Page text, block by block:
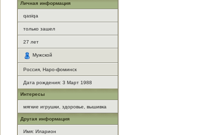
Личная информация
qasiqa
только зашел
27 лет
Мужской
Россия, Наро-фоминск
Дата рождения: 3 Март 1988
Интересы
мягкие игрушки, здоровье, вышивка
Другая информация
Имя: Иларион